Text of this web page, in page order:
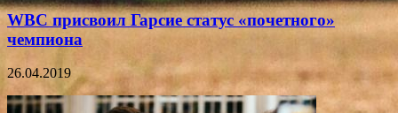
WBC присвоил Гарсие статус «почетного»
чемпиона
26.04.2019